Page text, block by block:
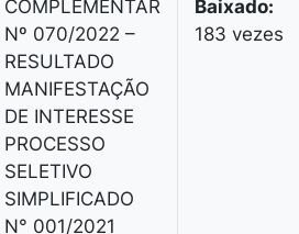
COMPLEMENTAR
Nº 070/2022 –
RESULTADO
MANIFESTAÇÃO
DE INTERESSE
PROCESSO
SELETIVO
SIMPLIFICADO
N° 001/2021
Baixado:
183 vezes